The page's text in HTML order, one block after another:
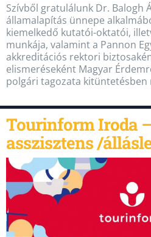
Szívből gratulálunk Dr. Balogh
államalapítás ünnepe
kiemelkedő kutatói-oktatói,
munkája, valamint a Pannon
akkreditációs rektori
elismeréseként Magyar
polgári tagozata kitüntetésben
Tourinform Iroda
asszisztens /